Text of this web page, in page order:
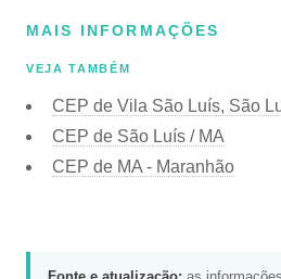
MAIS INFORMAÇÕES
VEJA TAMBÉM
CEP de Vila São Luís, São
CEP de São Luís / MA
CEP de MA - Maranhão